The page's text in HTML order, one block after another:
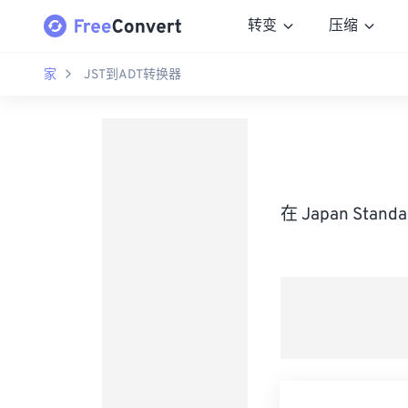
转变 压缩
家 JST到ADT转换器
在 Japan